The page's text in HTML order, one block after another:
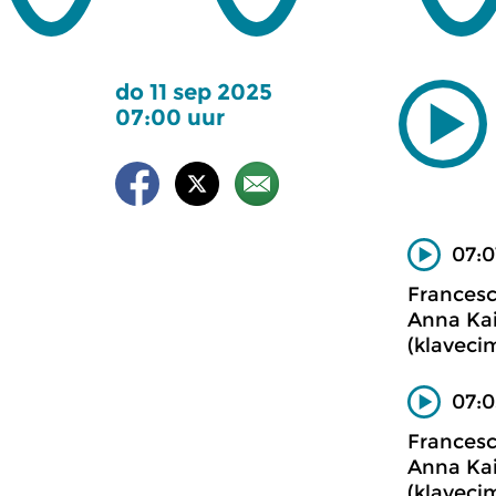
do 11 sep 2025
07:00 uur
Anna
Anna